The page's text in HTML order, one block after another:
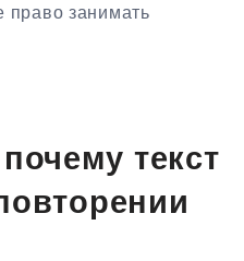
право занимать
текст